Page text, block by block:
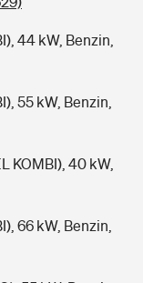
44 kW, Benzin,
55 kW, Benzin,
KOMBI), 40 kW,
66 kW, Benzin,